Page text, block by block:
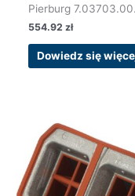
Pierburg
554.92zł
Dowiedz się